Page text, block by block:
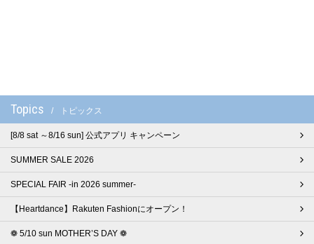
Topics トピックス
[8/8 sat ～8/16 sun] 公式アプリ キャンペーン
SUMMER SALE 2026
SPECIAL FAIR -in 2026 summer-
【Heartdance】Rakuten Fashionにオープン！
❁ 5/10 sun MOTHER’S DAY ❁